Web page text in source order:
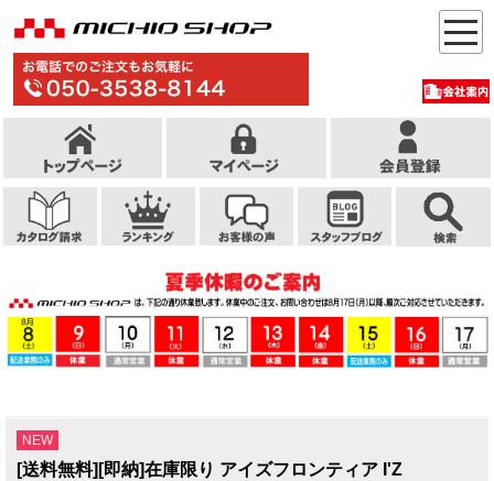
NEW
[送料無料][即納]在庫限り アイズフロンティア I'Z